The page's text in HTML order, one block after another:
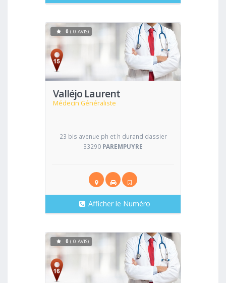
Valléjo Laurent
Médecin Généraliste
Voir
0 ( 0 AVIS)
23 bis avenue ph et h durand dassier
33290 PAREMPUYRE
Afficher le Numéro
Voir
0 ( 0 AVIS)